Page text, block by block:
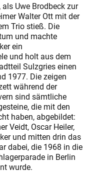
Uwe Brodbeck zur
Walter Ott mit der
Trio stieß. Die
und machte
ein
und holt aus dem
Sulzgries einen
1977. Die zeigen
während der
sind sämtliche
die mit den
haben, abgebildet:
Veidt, Oscar Heiler,
und mitten drin das
dabei, die 1968 in die
in Berlin
wurde.